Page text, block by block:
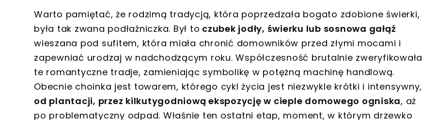
Warto pamiętać, że rodzimą tradycją, która poprzedzała bogato zdobione świerki,
była tak zwana podłaźniczka. Był to czubek jodły, świerku lub sosnowa gałąź
wieszana pod sufitem, która miała chronić domowników przed złymi mocami i
zapewniać urodzaj w nadchodzącym roku. Współczesność brutalnie zweryfikowała
te romantyczne tradje, zamieniając symbolikę w potężną machinę handlową.
Obecnie choinka jest towarem, którego cykl życia jest niezwykle krótki i intensywny,
od plantacji, przez kilkutygodniową ekspozycję w cieple domowego ogniska, aż
po problematyczny odpad. Właśnie ten ostatni etap, moment, w którym drzewko